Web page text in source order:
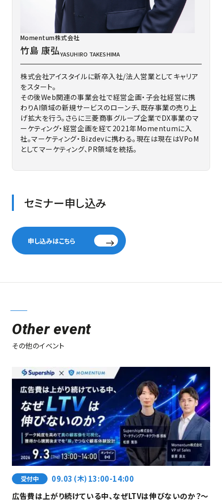
Momentum株式会社
竹島 康弘YASUHIRO TAKESHIMA
株式会社アイスタイルに新卒入社/法人営業としてキャリア
をスタート。
その後Web関連の事業会社で経営企画・子会社経営に携
わりAI領域の新規サービスのローンチ、既存事業の売り上
げ拡大を行う。さらに三菱商事グループ企業でDX事業のマ
ーケティング・経営企画を経て2021年Momentumに入
社。マーケティング・Bizdevに携わる。現在は現在はVPoM
としてマーケティング、PR領域を統括。
セミナー申し込み
申し込みはこちら
Other event
その他のイベント
受付中 09.03 (木) 13:00-14:00
広告費は上がり続けている中、なぜLTVは伸びないのか？〜